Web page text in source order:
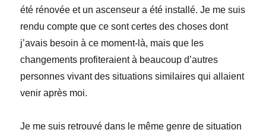
été rénovée et un ascenseur a été installé. Je me suis
rendu compte que ce sont certes des choses dont
j’avais besoin à ce moment-là, mais que les
changements profiteraient à beaucoup d’autres
personnes vivant des situations similaires qui allaient
venir après moi.
Je me suis retrouvé dans le même genre de situation